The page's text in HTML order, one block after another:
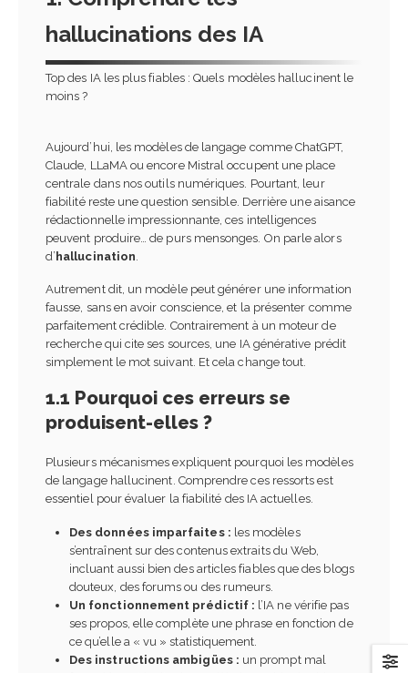
hallucinations des IA
Top des IA les plus fiables : Quels modèles hallucinent le
moins ?
Aujourd’hui, les modèles de langage comme ChatGPT,
Claude, LLaMA ou encore Mistral occupent une place
centrale dans nos outils numériques. Pourtant, leur
fiabilité reste une question sensible. Derrière une aisance
rédactionnelle impressionnante, ces intelligences
peuvent produire… de purs mensonges. On parle alors
d’ hallucination
Autrement dit, un modèle peut générer une information
fausse, sans en avoir conscience, et la présenter comme
parfaitement crédible. Contrairement à un moteur de
recherche qui cite ses sources, une IA générative prédit
simplement le mot suivant. Et cela change tout.
1.1 Pourquoi ces erreurs se
produisent-elles ?
Plusieurs mécanismes expliquent pourquoi les modèles
de langage hallucinent. Comprendre ces ressorts est
essentiel pour évaluer la fiabilité des IA actuelles.
Des données imparfaites : les modèles
s’entraînent sur des contenus extraits du Web,
incluant aussi bien des articles fiables que des blogs
douteux, des forums ou des rumeurs.
Un fonctionnement prédictif : l’IA ne vérifie pas
ses propos, elle complète une phrase en fonction de
ce qu’elle a « vu » statistiquement.
Des instructions ambigües : un prompt mal